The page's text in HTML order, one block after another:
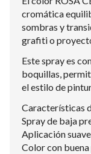
cromática
sombras y
grafiti o
Este spray es
boquillas,
el estilo de
Características
Spray de baja
Aplicación
Color con